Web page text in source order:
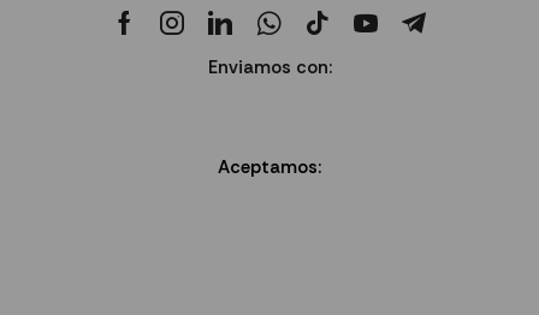
Enviamos con:
Aceptamos: